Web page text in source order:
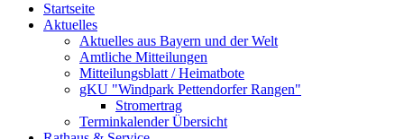
Startseite
Aktuelles
Aktuelles aus Bayern und der Welt
Amtliche Mitteilungen
Mitteilungsblatt / Heimatbote
gKU "Windpark Pettendorfer Rangen"
Stromertrag
Terminkalender Übersicht